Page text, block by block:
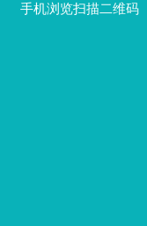
手机浏览扫描二维码